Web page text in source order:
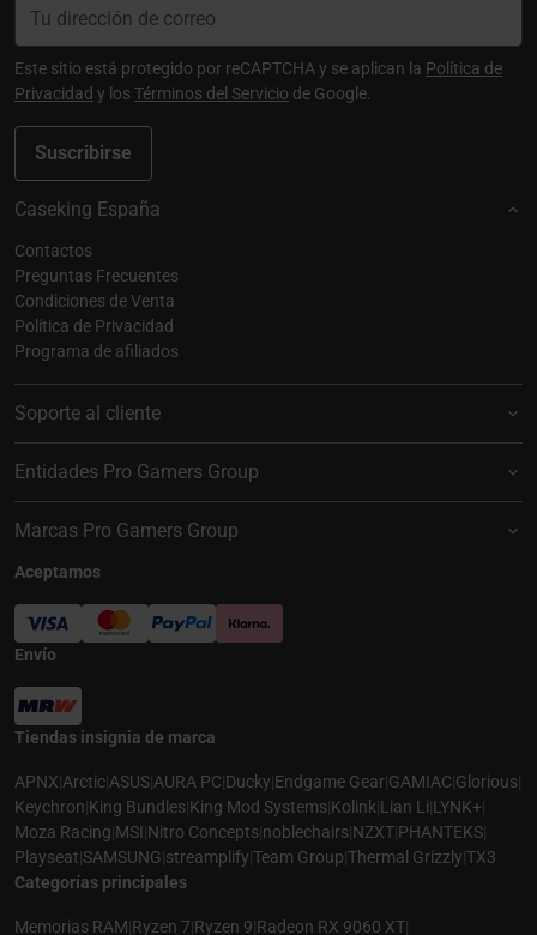
Suscribirse
Este sitio está protegido por reCAPTCHA y se aplican la Política de
Privacidad y losTérminos del Servicio de Google.
Caseking España
Contactos
Preguntas Frecuentes
Condiciones de Venta
Política de Privacidad
Programa de afiliados
Soporte al cliente
Entidades Pro Gamers Group
Marcas Pro Gamers Group
Aceptamos
Envío
Tiendas insignia de marca
APNX|Arctic|ASUS|AURA PC|Ducky|Endgame Gear|GAMIAC|Glorious|
Keychron|King Bundles|King Mod Systems|Kolink|Lian Li|LYNK+|
Moza Racing|MSI|Nitro Concepts|noblechairs|NZXT|PHANTEKS|
Playseat|SAMSUNG|streamplify|Team Group|Thermal Grizzly|TX3
Categorías principales
Memorias RAM|Ryzen 7|Ryzen 9|Radeon RX 9060 XT|